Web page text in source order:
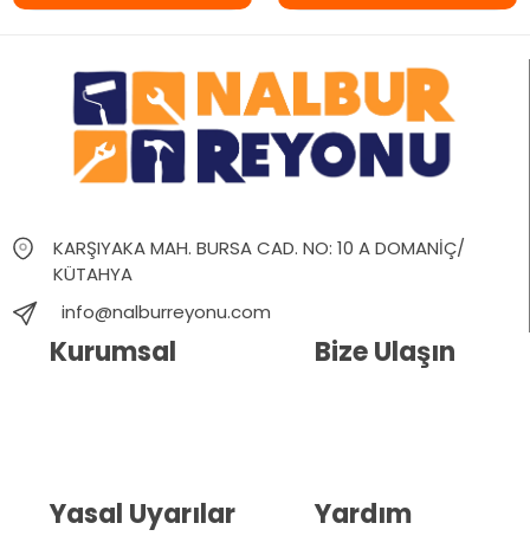
KARŞIYAKA MAH. BURSA CAD. NO: 10 A DOMANİÇ/
KÜTAHYA
info@nalburreyonu.com
Kurumsal
Yasal Uyarılar
Bize Ulaşın
Yardım